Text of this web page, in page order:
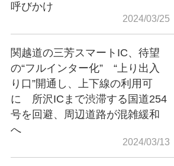
呼びかけ
2024/03/25
関越道の三芳スマートIC、待望
の“フルインター化” “上り出入
り口”開通し、上下線の利用可
に 所沢ICまで渋滞する国道254
号を回避、周辺道路が混雑緩和
へ
2024/03/13